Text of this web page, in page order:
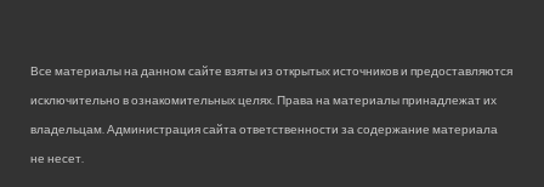
Все материалы на данном сайте взяты из открытых источников и предоставляются
исключительно в ознакомительных целях. Права на материалы принадлежат их
владельцам. Администрация сайта ответственности за содержание материала
не несет.